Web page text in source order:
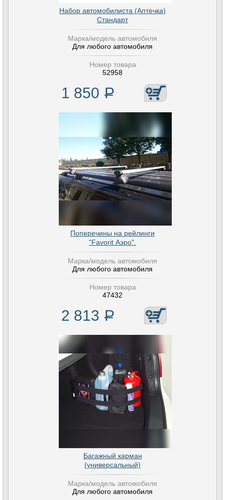
Набор автомобилиста (Аптечка)
Стандарт
Марка/модель автомобиля
Для любого автомобиля
Номер товара
52958
1 850 Р
Поперечины на рейлинги
"Favorit Аэро".
Марка/модель автомобиля
Для любого автомобиля
Номер товара
47432
2 813 Р
Багажный карман
(универсальный)
Марка/модель автомобиля
Для любого автомобиля